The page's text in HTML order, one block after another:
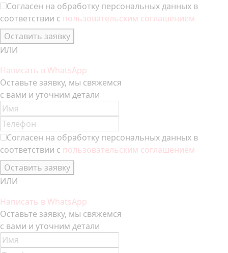
Согласен на обработку персональных данных в
соответствии с пользовательским соглашением
Оставить заявку
ИЛИ
Написать в WhatsApp
Оставьте заявку, мы свяжемся
с вами и уточним детали
Согласен на обработку персональных данных в
соответствии с пользовательским соглашением
Оставить заявку
ИЛИ
Написать в WhatsApp
Оставьте заявку, мы свяжемся
с вами и уточним детали